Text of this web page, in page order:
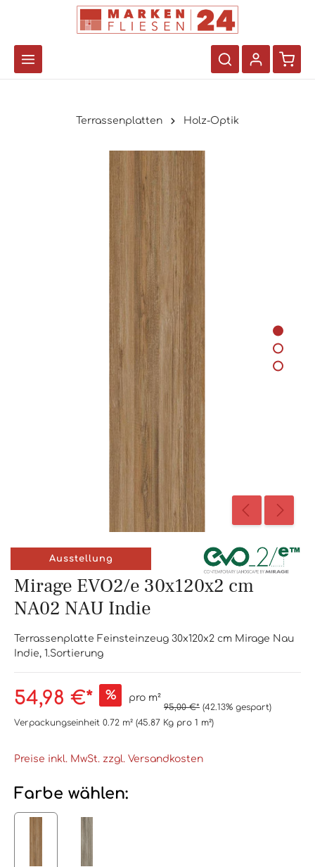
Terrassenplatten Holz-Optik
Ausstellung
Mirage EVO2/e 30x120x2 cm
NA02 NAU Indie
Terrassenplatte Feinsteinzeug 30x120x2 cm Mirage Nau
Indie, 1.Sortierung
54,98 €* % pro m²
95,00 €* (42.13% gespart)
Verpackungseinheit 0.72 m² (45.87 Kg pro 1 m²)
Preise inkl. MwSt. zzgl. Versandkosten
Farbe wählen: